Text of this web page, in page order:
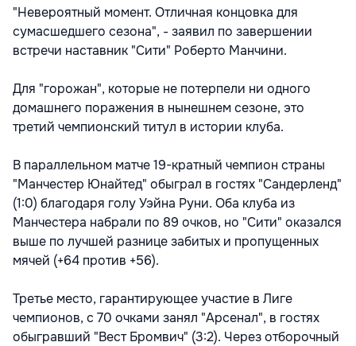
"Невероятный момент. Отличная концовка для
сумасшедшего сезона", - заявил по завершении
встречи наставник "Сити" Роберто Манчини.
Для "горожан", которые не потерпели ни одного
домашнего поражения в нынешнем сезоне, это
третий чемпионский титул в истории клуба.
В параллельном матче 19-кратный чемпион страны
"Манчестер Юнайтед" обыграл в гостях "Сандерленд"
(1:0) благодаря голу Уэйна Руни. Оба клуба из
Манчестера набрали по 89 очков, но "Сити" оказался
выше по лучшей разнице забитых и пропущенных
мячей (+64 против +56).
Третье место, гарантирующее участие в Лиге
чемпионов, с 70 очками занял "Арсенал", в гостях
обыгравший "Вест Бромвич" (3:2). Через отборочный